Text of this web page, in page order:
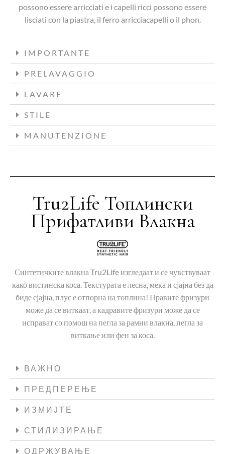
possono essere arricciati e i capelli ricci possono essere
lisciati con la piastra, il ferro arricciacapelli o il phon.
IMPORTANTE
PRELAVAGGIO
LAVARE
STILE
MANUTENZIONE
Tru2Life Топлински
Прифатливи Влакна
Синтетичките влакна Tru2Life изгледаат и се чувствуваат
како вистинска коса. Текстурата е лесна, мека и сјајна без да
биде сјајна, плус е отпорна на топлина! Правите фризури
може да се виткаат, а кадравите фризури може да се
исправат со помош на пегла за рамни влакна, пегла за
виткање или фен за коса.
ВАЖНО
ПРЕДПЕРЕЊЕ
ИЗМИЈТЕ
СТИЛИЗИРАЊЕ
ОДРЖУВАЊЕ